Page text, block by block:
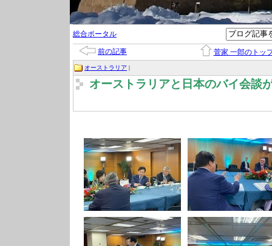
総合ポータル
前の記事 菅家 一郎のトッ
オーストラリア |
オーストラリアと日本のバイ会談